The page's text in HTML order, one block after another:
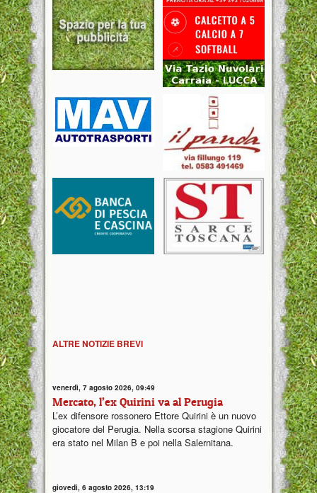
ALTRE NOTIZIE BREVI
venerdì, 7 agosto 2026, 09:49
Mercato, l’ex Quirini va al Perugia
L’ex difensore rossonero Ettore Quirini è un nuovo
giocatore del Perugia. Nella scorsa stagione Quirini
era stato nel Milan B e poi nella Salernitana.
giovedì, 6 agosto 2026, 13:19